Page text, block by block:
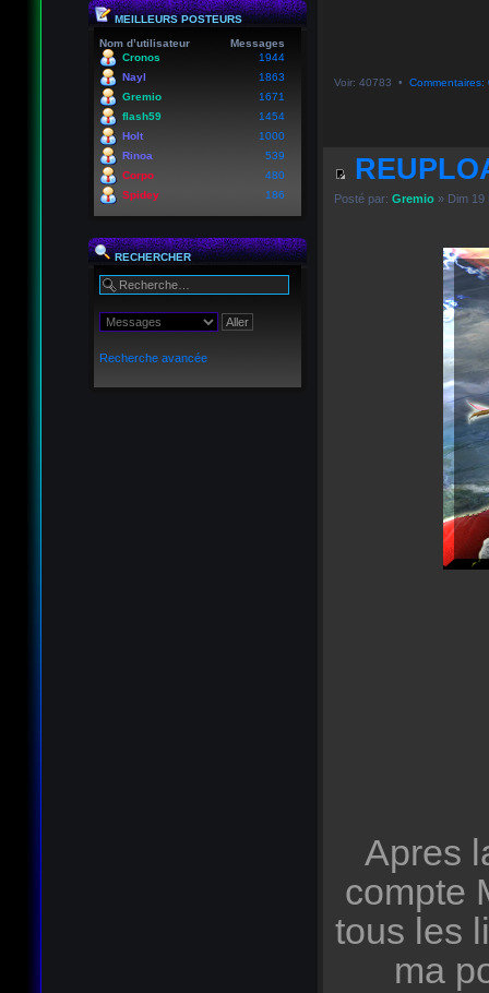
MEILLEURS POSTEURS
Nom d’utilisateur
Messages
Cronos
1944
Nayl
1863
Gremio
1671
flash59
1454
Holt
1000
Rinoa
539
Corpo
480
Spidey
186
RECHERCHER
Recherche avancée
Voir: 40783 • Commentaires:
Posté par: Gremio» Dim 19
Apres
compte
tous les
ma